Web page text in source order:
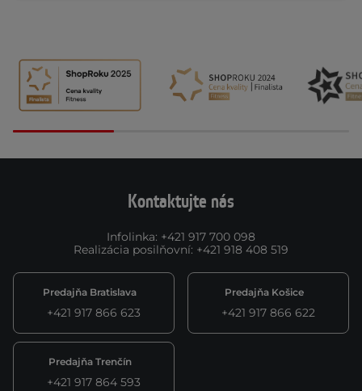
Kontaktujte nás
Infolinka: +421 917 700 098
Realizácia posilňovní: +421 918 408 519
Predajňa Bratislava
+421 917 866 623
Predajňa Košice
+421 917 866 622
Predajňa Trenčín
+421 917 864 593